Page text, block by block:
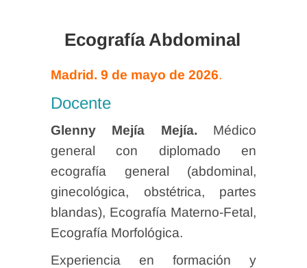
Ecografía Abdominal
Madrid. 9 de mayo de 2026.
Docente
Glenny Mejía Mejía. Médico
general con diplomado en
ecografía general (abdominal,
ginecológica, obstétrica, partes
blandas), Ecografía Materno-Fetal,
Ecografía Morfológica.
Experiencia en formación y